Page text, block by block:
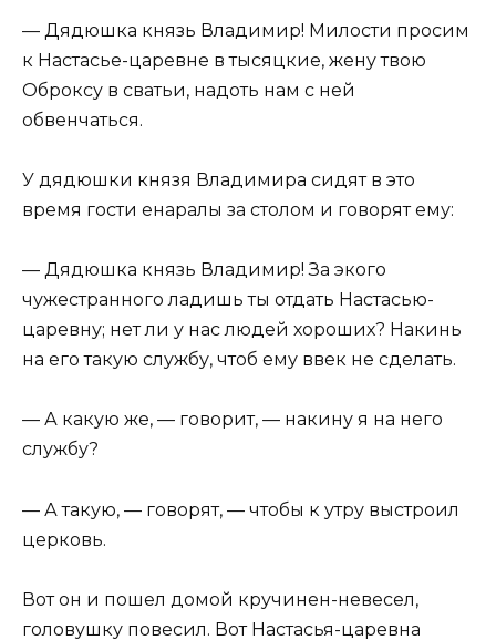
— Дядюшка князь Владимир! Милости просим
к Настасье-царевне в тысяцкие, жену твою
Оброксу в сватьи, надоть нам с ней
обвенчаться.
У дядюшки князя Владимира сидят в это
время гости енаралы за столом и говорят ему:
— Дядюшка князь Владимир! За экого
чужестранного ладишь ты отдать Настасью-
царевну; нет ли у нас людей хороших? Накинь
на его такую службу, чтоб ему ввек не сделать.
— А какую же, — говорит, — накину я на него
службу?
— А такую, — говорят, — чтобы к утру выстроил
церковь.
Вот он и пошел домой кручинен-невесел,
головушку повесил. Вот Настасья-царевна